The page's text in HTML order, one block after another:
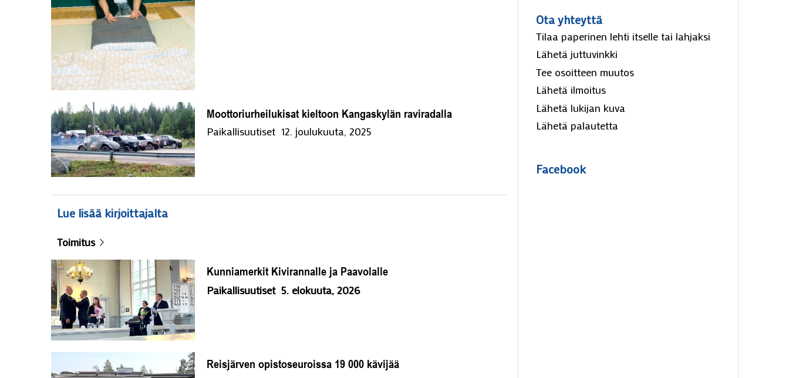
Moottoriurheilukisat kieltoon Kangaskylän raviradalla
Paikallisuutiset 12. јoulukuuta, 2025
Lue lisää kirjoittajalta
Toimitus
Kunniamerkit Kivirannalle ja Paavolalle
Paikallisuutiset 5. elokuuta, 2026
Reisjärven opistoseuroissa 19 000 kävijää
Ota yhteyttä
Tilaa paperinen lehti itselle tai lahjaksi
Lähetä juttuvinkki
Tee osoitteen muutos
Lähetä ilmoitus
Lähetä lukijan kuva
Lähetä palautetta
Facebook